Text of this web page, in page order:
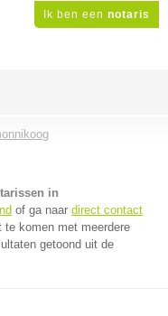
Ik ben een notaris
in
of ga naar direct contact
komen met meerdere
getoond uit de